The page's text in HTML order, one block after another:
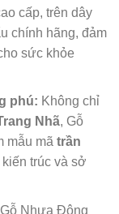
cấp, trên dây
chính hãng, đảm
sức khỏe
phú: Không chỉ
Nhã, Gỗ
mẫu mã trần
trúc và sở
Gỗ Nhựa Đông